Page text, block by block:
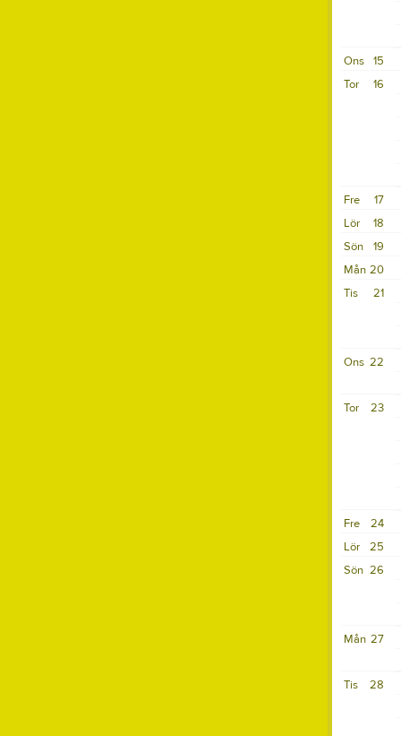
15
Ons
16
Tor
17
Fre
18
Lör
19
Sön
20
Mån
21
Tis
22
Ons
23
Tor
24
Fre
25
Lör
26
Sön
27
Mån
28
Tis